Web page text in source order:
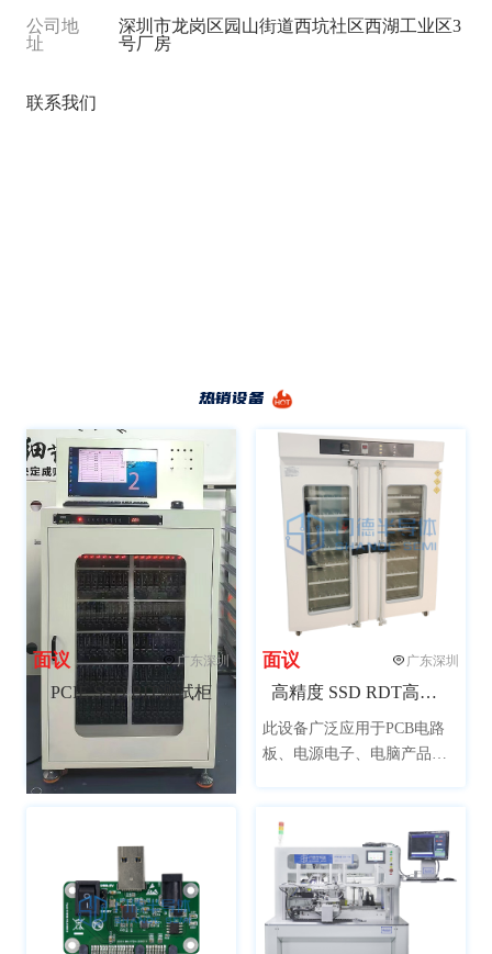
公司地
址
深圳市龙岗区园山街道西坑社区西湖工业区3
号厂房
联系我们
热销设备
面议 广东深圳
PCIE SSD BIT测试柜
面议 广东深圳
高精度 SSD RDT高温测试柜
此设备广泛应用于PCB电路
板、电源电子、电脑产品、
橡塑轮胎、太阳能逆变器等
领域产品的模拟在高温环境
下的老化筛选试验